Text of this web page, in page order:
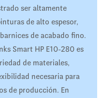
ser altamente
de alto espesor,
de acabado fino.
Smart HP E10-280 es
de materiales,
necesaria para
de producción. En